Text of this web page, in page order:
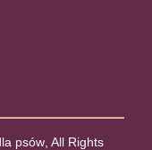
psów , All Rights